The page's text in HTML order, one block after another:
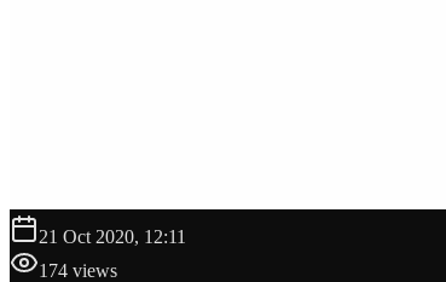
21 Oct 2020, 12:11
174 views